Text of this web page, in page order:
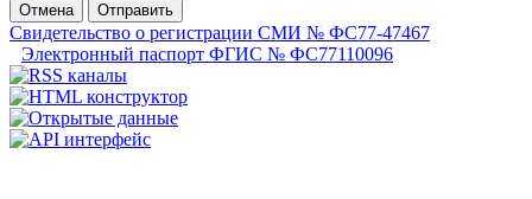
Отмена
Отправить
Свидетельство о регистрации СМИ № ФС77-47467
Электронный паспорт ФГИС № ФС77110096